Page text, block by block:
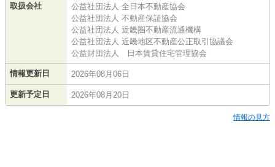
取扱会社
公益社団法人 全日本不動産協会
公益社団法人 不動産保証協会
公益社団法人 近畿圏不動産流通機構
公益社団法人 近畿地区不動産公正取引協議会
公益財団法人 日本賃貸住宅管理協会
情報更新日 2026年08月06日
更新予定日 2026年08月20日
情報の見方